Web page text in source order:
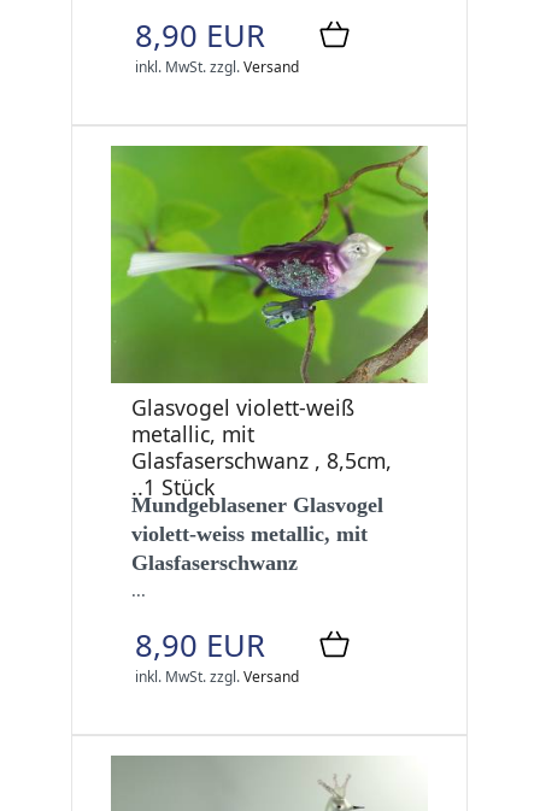
8,90 EUR
inkl. MwSt.zzgl.Versand
Glasvogel violett-weiß
metallic, mit
Glasfaserschwanz , 8,5cm,
..1 Stück
Mundgeblasener Glasvogel
violett-weiss metallic, mit
Glasfaserschwanz
...
8,90 EUR
inkl. MwSt.zzgl.Versand